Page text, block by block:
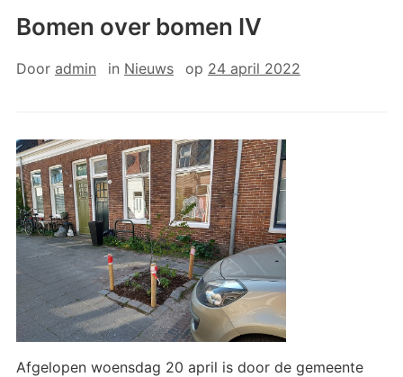
Bomen over bomen IV
Door admin in Nieuws op 24 april 2022
Afgelopen woensdag 20 april is door de gemeente